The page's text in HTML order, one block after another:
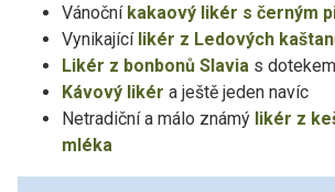
Vánoční kakaový likér s černým
Vynikající likér z Ledových
Likér z bonbonů Slavia s
Kávový likér a ještě jeden navíc
Netradiční a málo známý likér z
mléka